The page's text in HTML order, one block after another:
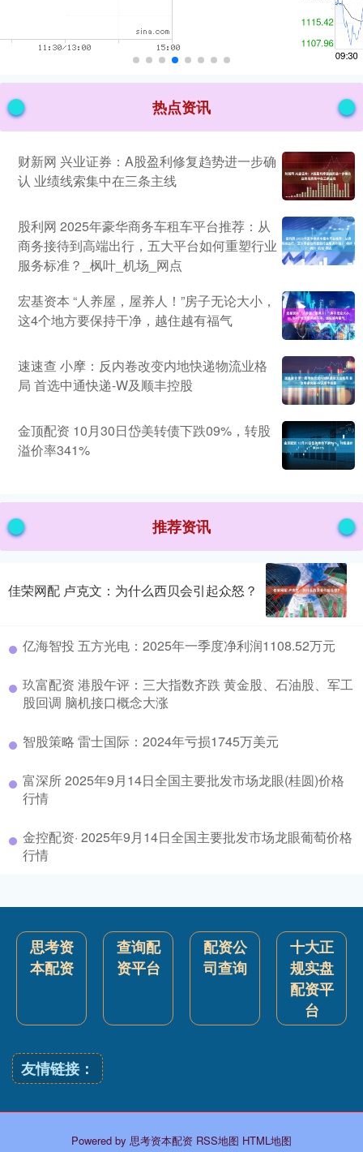
热点资讯
财新网 兴业证券：A股盈利修复趋势进一步确
认 业绩线索集中在三条主线
股利网 2025年豪华商务车租车平台推荐：从
商务接待到高端出行，五大平台如何重塑行业
服务标准？_枫叶_机场_网点
宏基资本 “人养屋，屋养人！”房子无论大小，
这4个地方要保持干净，越住越有福气
速速查 小摩：反内卷改变内地快递物流业格
局 首选中通快递-W及顺丰控股
金顶配资 10月30日岱美转债下跌09%，转股
溢价率341%
推荐资讯
佳荣网配 卢克文：为什么西贝会引起众怒？
亿海智投 五方光电：2025年一季度净利润1108.52万元
玖富配资 港股午评：三大指数齐跌 黄金股、石油股、军工
股回调 脑机接口概念大涨
智股策略 雷士国际：2024年亏损1745万美元
富深所 2025年9月14日全国主要批发市场龙眼(桂圆)价格
行情
金控配资· 2025年9月14日全国主要批发市场龙眼葡萄价格
行情
思考资
本配资
查询配
资平台
配资公
司查询
十大正
规实盘
配资平
台
友情链接：
Powered by 思考资本配资 RSS地图 HTML地图